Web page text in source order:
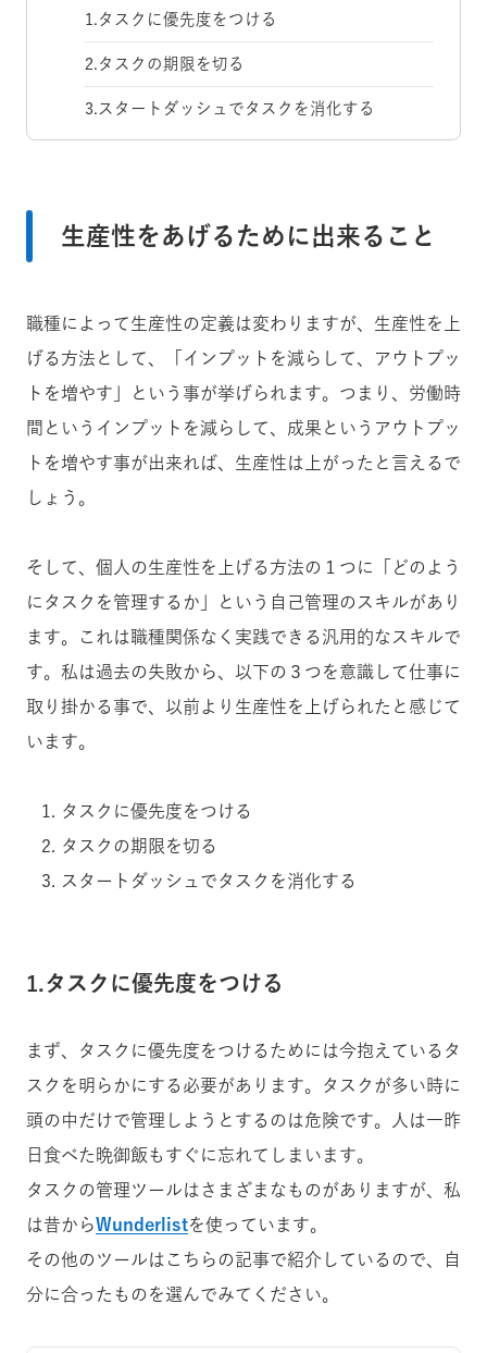
1.タスクに優先度をつける
2.タスクの期限を切る
3.スタートダッシュでタスクを消化する
生産性をあげるために出来ること
職種によって生産性の定義は変わりますが、生産性を上
げる方法として、「インプットを減らして、アウトプッ
トを増やす」という事が挙げられます。つまり、労働時
間というインプットを減らして、成果というアウトプッ
トを増やす事が出来れば、生産性は上がったと言えるで
しょう。
そして、個人の生産性を上げる方法の１つに「どのよう
にタスクを管理するか」という自己管理のスキルがあり
ます。これは職種関係なく実践できる汎用的なスキルで
す。私は過去の失敗から、以下の３つを意識して仕事に
取り掛かる事で、以前より生産性を上げられたと感じて
います。
タスクに優先度をつける
タスクの期限を切る
スタートダッシュでタスクを消化する
1.タスクに優先度をつける
まず、タスクに優先度をつけるためには今抱えているタ
スクを明らかにする必要があります。タスクが多い時に
頭の中だけで管理しようとするのは危険です。人は一昨
日食べた晩御飯もすぐに忘れてしまいます。
タスクの管理ツールはさまざまなものがありますが、私
は昔からWunderlistを使っています。
その他のツールはこちらの記事で紹介しているので、自
分に合ったものを選んでみてください。